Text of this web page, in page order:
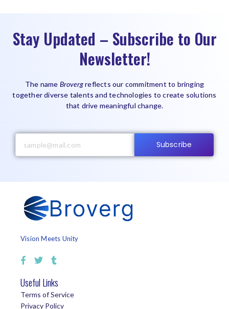
Stay Updated – Subscribe to Our
Newsletter!
The name Brovergreflects our commitment to bringing
together diverse talents and technologies to create solutions
that drive meaningful change.
Subscribe
Vision Meets Unity
Useful Links
Terms of Service
Privacy Policy